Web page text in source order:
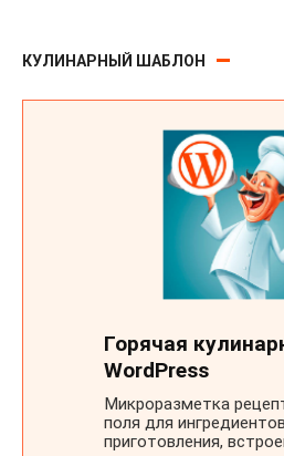
КУЛИНАРНЫЙ ШАБЛОН